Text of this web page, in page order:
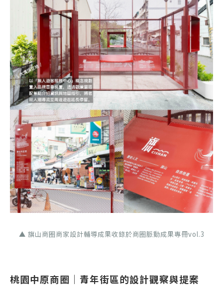
▲ 旗山商圈商家設計輔導成果收錄於商圈脈動成果專冊vol.3
桃園中原商圈｜青年街區的設計觀察與提案